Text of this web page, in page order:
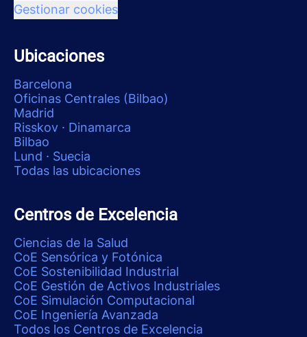
Gestionar cookies
Ubicaciones
Barcelona
Oficinas Centrales (Bilbao)
Madrid
Risskov · Dinamarca
Bilbao
Lund · Suecia
Todas las ubicaciones
Centros de Excelencia
Ciencias de la Salud
CoE Sensórica y Fotónica
CoE Sostenibilidad Industrial
CoE Gestión de Activos Industriales
CoE Simulación Computacional
CoE Ingeniería Avanzada
Todos los Centros de Excelencia